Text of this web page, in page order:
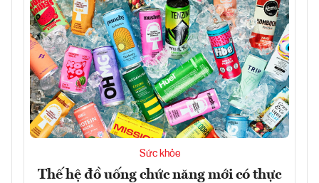
Sức khỏe
Thế hệ đồ uống chức năng mới có thực